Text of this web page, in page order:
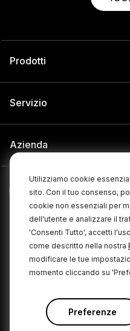
Utilizziamo cookie
sito. Con il tuo consenso,
cookie non essenziali per
dell'utente e analizzare il
'Consenti Tutto', accetti
come descritto nella nostra
modificare le tue
momento cliccando su
Preferenze
Prodotti
Servizio
Azienda
Informativa sulla privacy